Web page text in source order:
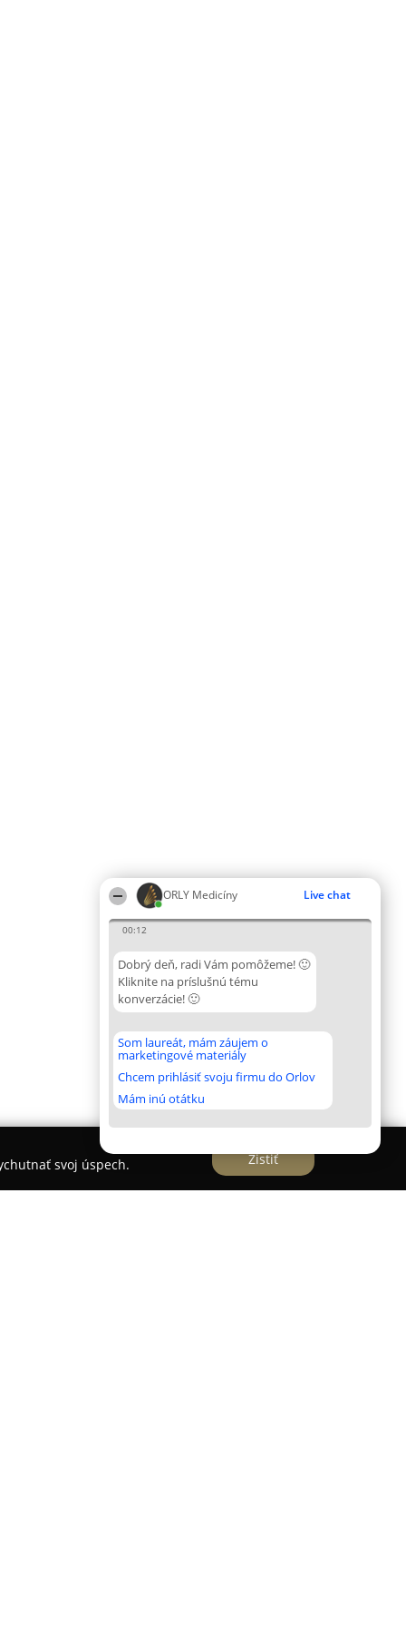
ORLY Medicíny Live chat
00:12
Dobrý deň, radi Vám pomôžeme! 🙂
Kliknite na príslušnú tému
konverzácie! 🙂
Som laureát, mám záujem o
marketingové materiály
Chcem prihlásiť svoju firmu do Orlov
Mám inú otátku
svoj úspech. Zistiť